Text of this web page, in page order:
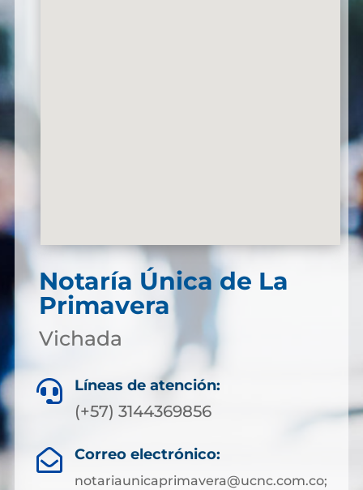
Notaría Única de La
Primavera
Vichada
 Líneas de atención:
(+57) 3144369856
 Correo electrónico:
notariaunicaprimavera@ucnc.com.co;